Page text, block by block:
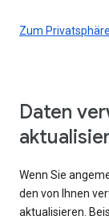
Zum
Daten
Wenn Sie
den von Ihnen
aktualisieren.